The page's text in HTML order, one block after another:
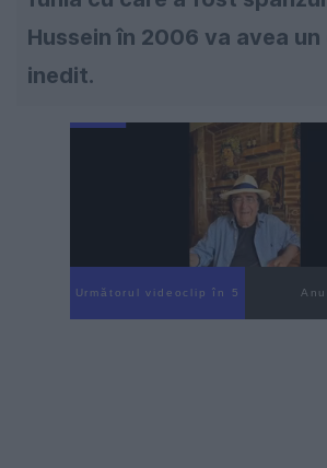
Hussein în 2006 va avea
inedit.
Următorul videoclip în 4